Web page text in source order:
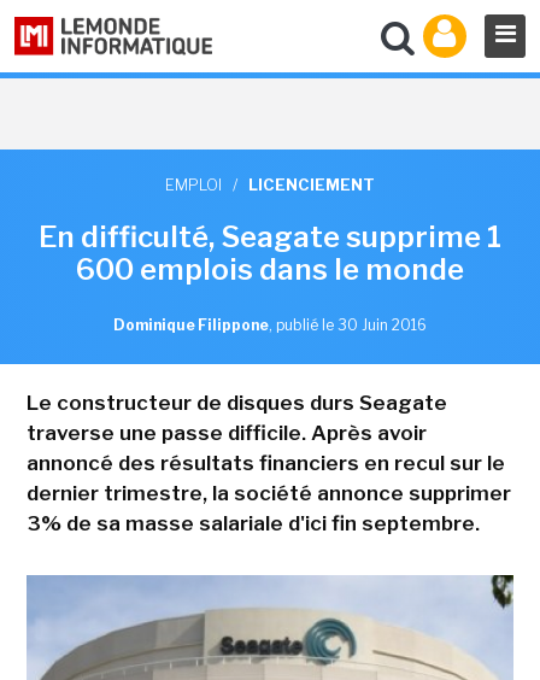
EMPLOI / LICENCIEMENT
En difficulté, Seagate supprime 1
600 emplois dans le monde
Dominique Filippone, publié le 30 Juin 2016
Le constructeur de disques durs Seagate
traverse une passe difficile. Après avoir
annoncé des résultats financiers en recul sur le
dernier trimestre, la société annonce supprimer
3% de sa masse salariale d'ici fin septembre.